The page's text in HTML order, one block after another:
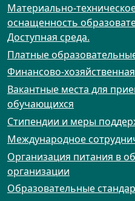
Материально-
оснащенность
Доступная среда.
Платные
Финансово-
Вакантные места для
обучающихся
Стипендии и меры
Международное
Организация питания в
организации
Образовательные